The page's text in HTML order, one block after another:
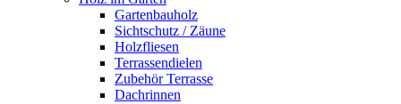
Gartenbauholz
Sichtschutz / Zäune
Holzfliesen
Terrassendielen
Zubehör Terrasse
Dachrinnen